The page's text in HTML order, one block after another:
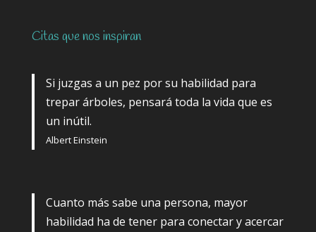
Citas que nos inspiran
Si juzgas a un pez por su habilidad para
trepar árboles, pensará toda la vida que es
un inútil.
Albert Einstein
Cuanto más sabe una persona, mayor
habilidad ha de tener para conectar y acercar